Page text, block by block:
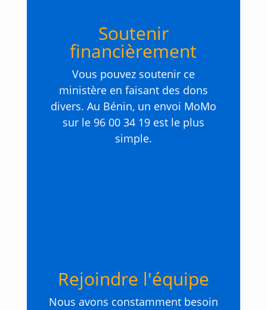
Soutenir
financièrement
Vous pouvez soutenir ce
ministère en faisant des dons
divers. Au Bénin, un envoi MoMo
sur le 96 00 34 19 est le plus
simple.
Rejoindre l'équipe
Nous avons constamment besoin